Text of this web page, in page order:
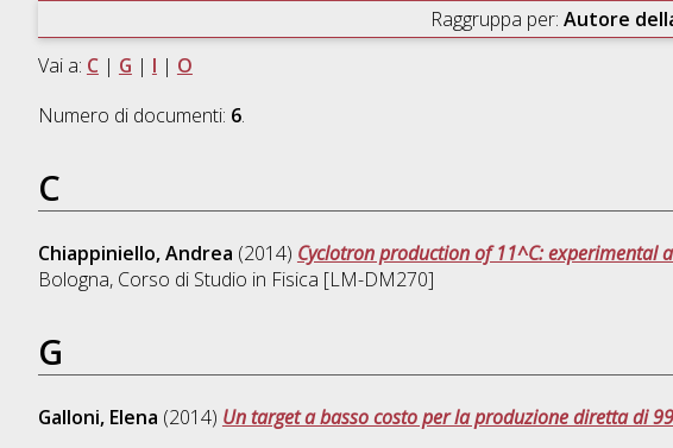
Raggruppa per: Autore
Vai a: C| G | I | O
Numero di documenti: 6.
C
Chiappiniello, Andrea (2014) Cyclotron production of 11^C: experimental
Bologna, Corso di Studio in Fisica [LM-DM270]
G
Galloni, Elena (2014) Un target a basso costo per la produzione diretta di